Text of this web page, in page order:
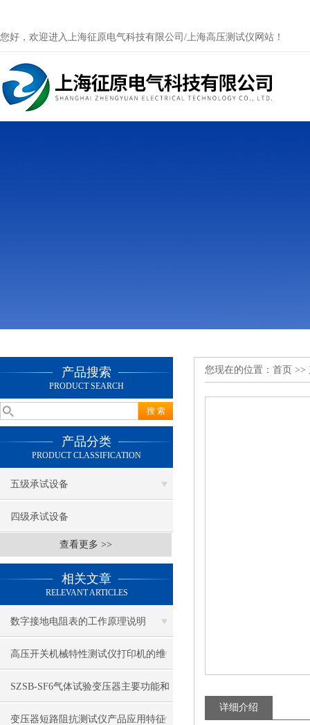
您好，欢迎进入上海征原电气科技有限公司/上海高压测试仪网站！
产品搜索
PRODUCT SEARCH
产品分类
PRODUCT CLASSIFICATION
五级承试设备
四级承试设备
查看更多 >>
相关文章
RELEVANT ARTICLES
数字接地电阻表的工作原理说明
高压开关机械特性测试仪打印机的维
护方法
SZSB-SF6气体试验变压器主要功能和
特点
变压器短路阻抗测试仪产品应用特征
您现在的位置： 首页 >>
详细介绍